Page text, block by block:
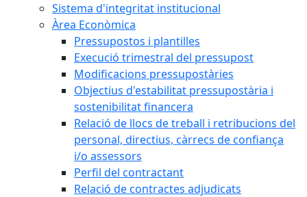
Sistema d'integritat institucional
Àrea Econòmica
Pressupostos i plantilles
Execució trimestral del pressupost
Modificacions pressupostàries
Objectius d'estabilitat pressupostària i
sostenibilitat financera
Relació de llocs de treball i retribucions del
personal, directius, càrrecs de confiança
i/o assessors
Perfil del contractant
Relació de contractes adjudicats